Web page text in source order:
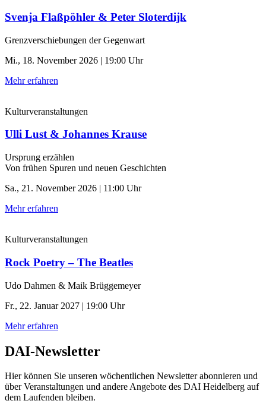
Svenja Flaßpöhler & Peter Sloterdijk
Grenzverschiebungen der Gegenwart
Mi., 18. November 2026 | 19:00 Uhr
Mehr erfahren
Kulturveranstaltungen
Ulli Lust & Johannes Krause
Ursprung erzählen
Von frühen Spuren und neuen Geschichten
Sa., 21. November 2026 | 11:00 Uhr
Mehr erfahren
Kulturveranstaltungen
Rock Poetry – The Beatles
Udo Dahmen & Maik Brüggemeyer
Fr., 22. Januar 2027 | 19:00 Uhr
Mehr erfahren
DAI-Newsletter
Hier können Sie unseren wöchentlichen Newsletter abonnieren und
über Veranstaltungen und andere Angebote des DAI Heidelberg auf
dem Laufenden bleiben.